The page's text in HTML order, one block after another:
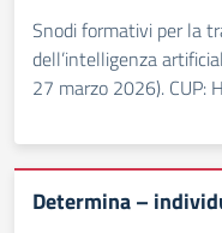
Snodi formativi per la
dell’intelligenza
27 marzo 2026).
Determina –